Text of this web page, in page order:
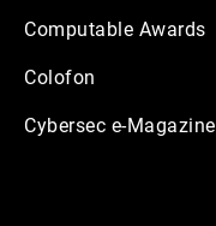
Computable Awards
Colofon
Cybersec e-Magazine